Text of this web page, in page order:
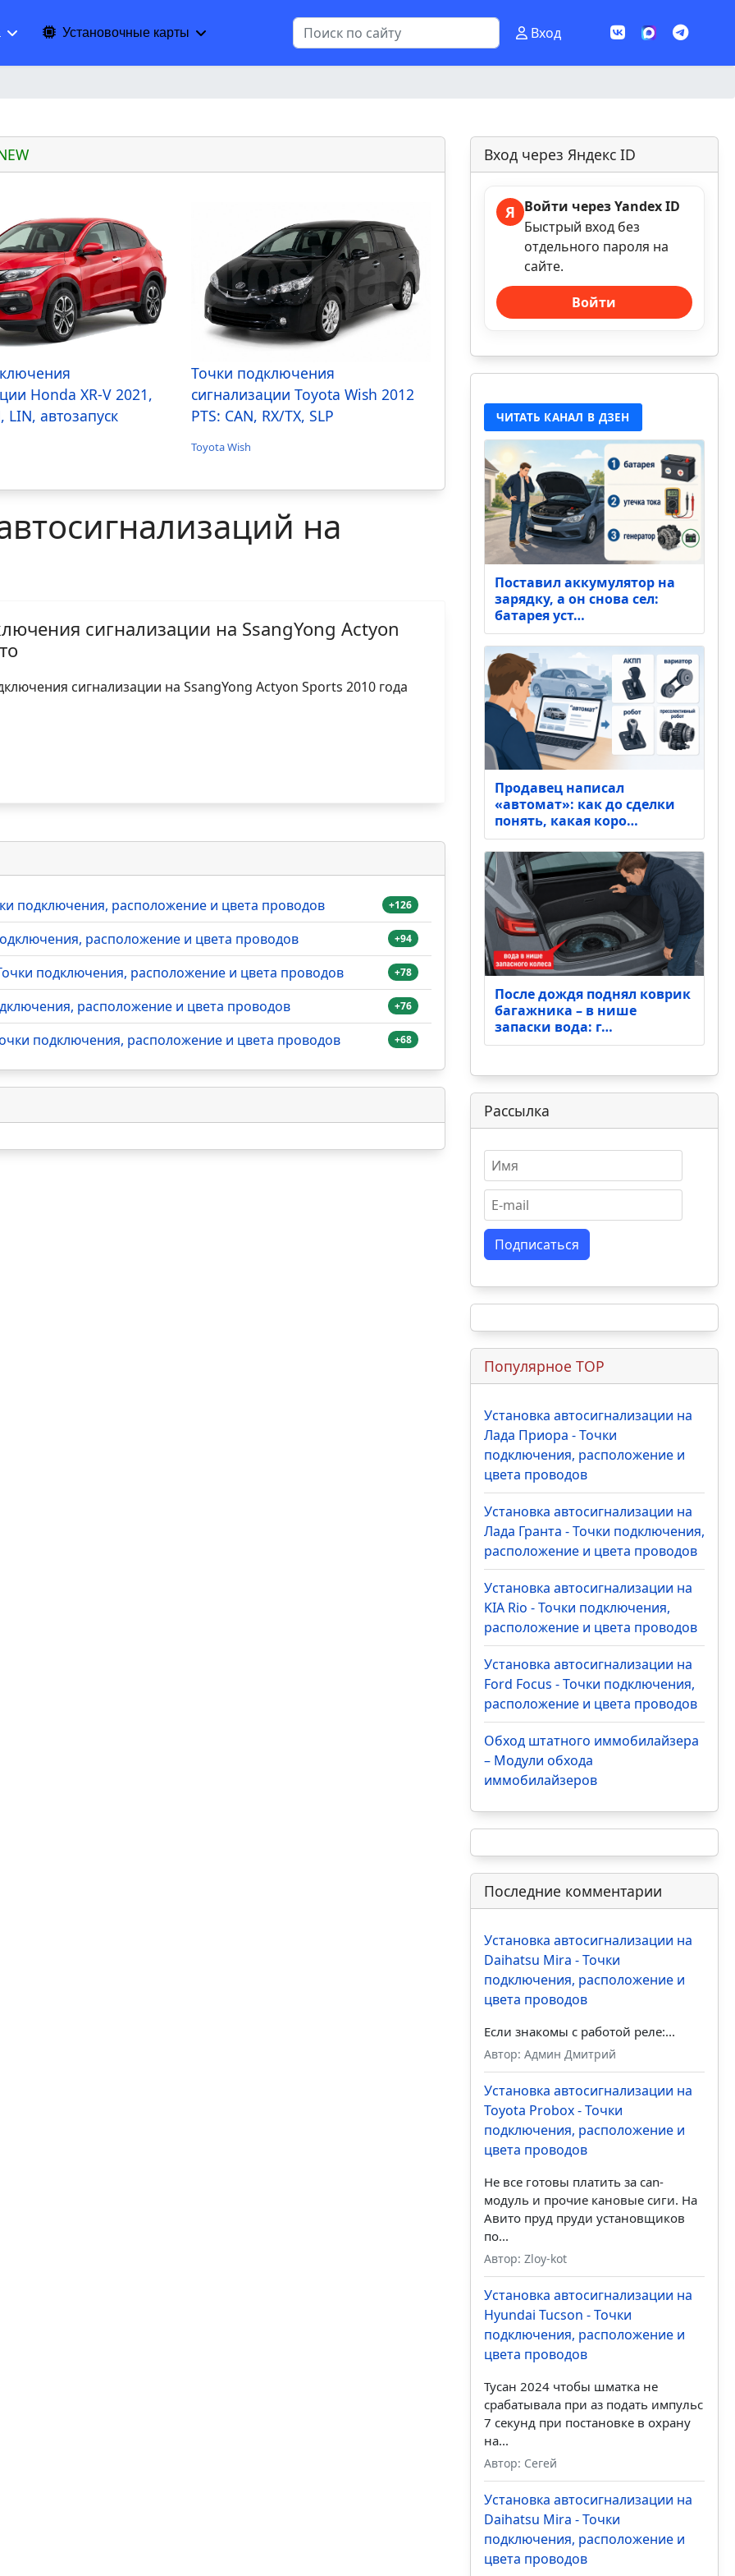
Установочные карты Поиск Вход
Honda XR-V 2021,
LIN, автозапуск
Точки подключения
сигнализации Toyota Wish 2012
PTS: CAN, RX/TX, SLP
Toyota Wish
на
сигнализации на SsangYong Actyon
сигнализации на SsangYong Actyon Sports 2010 года
подключения, расположение и цвета проводов +126
расположение и цвета проводов +94
подключения, расположение и цвета проводов +78
расположение и цвета проводов +76
подключения, расположение и цвета проводов +68
Вход через Яндекс ID
Я Войти через Yandex ID
Быстрый вход без
отдельного пароля на
сайте.
Войти
ЧИТАТЬ КАНАЛ В ДЗЕН
Поставил аккумулятор на
зарядку, а он снова сел:
батарея уст…
Продавец написал
«автомат»: как до сделки
понять, какая коро…
После дождя поднял коврик
багажника – в нише
запаски вода: г…
Рассылка
Подписаться
Популярное TOP
Установка автосигнализации на
Лада Приора - Точки
подключения, расположение и
цвета проводов
Установка автосигнализации на
Лада Гранта - Точки подключения,
расположение и цвета проводов
Установка автосигнализации на
KIA Rio - Точки подключения,
расположение и цвета проводов
Установка автосигнализации на
Ford Focus - Точки подключения,
расположение и цвета проводов
Обход штатного иммобилайзера
– Модули обхода
иммобилайзеров
Последние комментарии
Установка автосигнализации на
Daihatsu Mira - Точки
подключения, расположение и
цвета проводов
Если знакомы с работой реле:...
Автор: Админ Дмитрий
Установка автосигнализации на
Toyota Probox - Точки
подключения, расположение и
цвета проводов
Не все готовы платить за can-
модуль и прочие кановые сиги. На
Авито пруд пруди установщиков
по...
Автор: Zloy-kot
Установка автосигнализации на
Hyundai Tucson - Точки
подключения, расположение и
цвета проводов
Тусан 2024 чтобы шматка не
срабатывала при аз подать импульс
7 секунд при постановке в охрану
на...
Автор: Сегей
Установка автосигнализации на
Daihatsu Mira - Точки
подключения, расположение и
цвета проводов